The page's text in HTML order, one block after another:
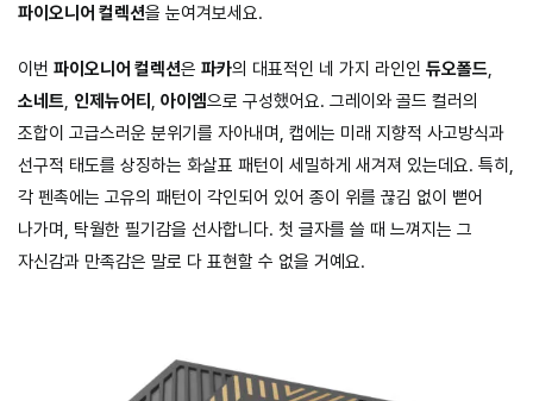
파이오니어 컬렉션을 눈여겨보세요.
이번 파이오니어 컬렉션은 파카의 대표적인 네 가지 라인인 듀오폴드
소네트 인제뉴어티 아이엠으로 구성했어요. 그레이와 골드 컬러의
조합이 고급스러운 분위기를 자아내며, 캡에는 미래 지향적 사고방식과
선구적 태도를 상징하는 화살표 패턴이 세밀하게 새겨져 있는데요. 특히,
각 펜촉에는 고유의 패턴이 각인되어 있어 종이 위를 끊김 없이 뻗어
나가며, 탁월한 필기감을 선사합니다. 첫 글자를 쓸 때 느껴지는 그
자신감과 만족감은 말로 다 표현할 수 없을 거예요.